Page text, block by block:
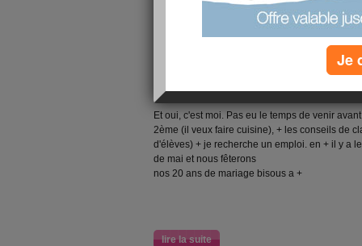
bis de coucou les
Et oui, c'est moi. Pas eu le temps de venir
2ème (il veux faire cuisine), + les conseils de
d'élèves) + je recherche un emploi. en + il y a
de mai et nous fêterons
nos 20 ans de mariage bisous a +
lire la suite
Je